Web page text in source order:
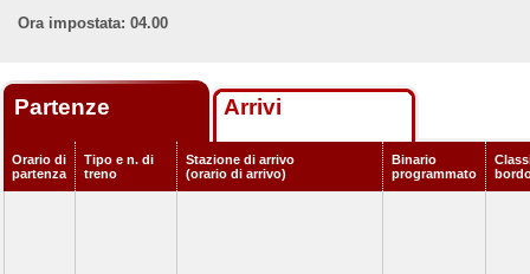
Ora impostata: 04.00
Partenze Arrivi
Orario di
partenza
Tipo e n. di
treno
Stazione di arrivo
(orario di arrivo)
Binario
programmato